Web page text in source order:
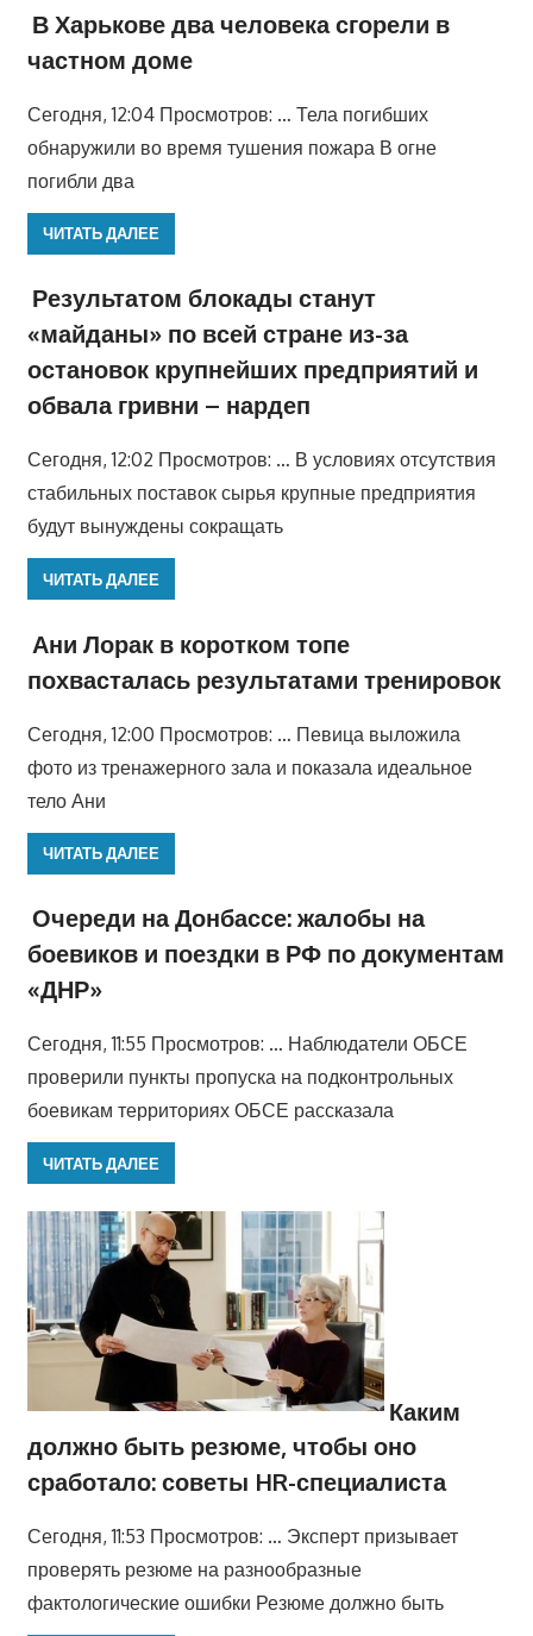
В Харькове два человека сгорели в
частном доме
Сегодня, 12:04 Просмотров: … Тела погибших
обнаружили во время тушения пожара В огне
погибли два
ЧИТАТЬ ДАЛЕЕ
Результатом блокады станут
«майданы» по всей стране из-за
остановок крупнейших предприятий и
обвала гривни – нардеп
Сегодня, 12:02 Просмотров: … В условиях отсутствия
стабильных поставок сырья крупные предприятия
будут вынуждены сокращать
ЧИТАТЬ ДАЛЕЕ
Ани Лорак в коротком топе
похвасталась результатами тренировок
Сегодня, 12:00 Просмотров: … Певица выложила
фото из тренажерного зала и показала идеальное
тело Ани
ЧИТАТЬ ДАЛЕЕ
Очереди на Донбассе: жалобы на
боевиков и поездки в РФ по документам
«ДНР»
Сегодня, 11:55 Просмотров: … Наблюдатели ОБСЕ
проверили пункты пропуска на подконтрольных
боевикам территориях ОБСЕ рассказала
ЧИТАТЬ ДАЛЕЕ
Каким
должно быть резюме, чтобы оно
сработало: советы HR-специалиста
Сегодня, 11:53 Просмотров: … Эксперт призывает
проверять резюме на разнообразные
фактологические ошибки Резюме должно быть